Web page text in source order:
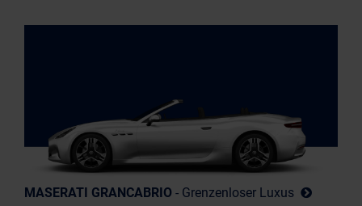
MASERATI GRANCABRIO - Grenzenloser Luxus